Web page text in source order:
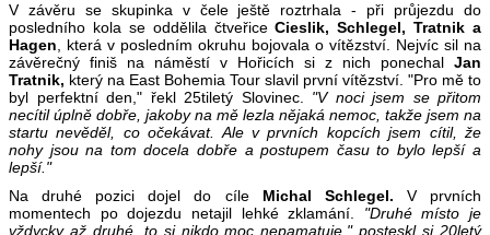
V závěru se skupinka v čele ještě roztrhala - při průjezdu do
posledního kola se oddělila čtveřiceCieslik, Schlegel, Tratnik a
Hagen , která v posledním okruhu bojovala o vítězství. Nejvíc sil na
závěrečný finiš na náměstí v Hořicích si z nich ponechal Jan
Tratnik, který na East Bohemia Tour slavil první vítězství. "Pro mě to
byl perfektní den," řekl 25tiletý Slovinec. "V noci jsem se přitom
necítil úplně dobře, jakoby na mě lezla nějaká nemoc, takže jsem na
startu nevěděl, co očekávat. Ale v prvních kopcích jsem cítil, že
nohy jsou na tom docela dobře a postupem času to bylo lepší a
lepší."
Na druhé pozici dojel do cíle Michal Schlegel. V prvních
momentech po dojezdu netajil lehké zklamání.
"Druhé místo je
vždycky až druhé, to si nikdo moc nepamatuje," posteskl si 20letý